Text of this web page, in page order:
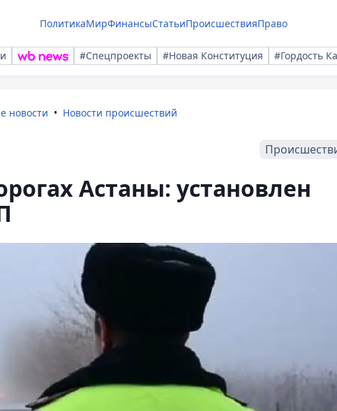
ПолитикаМирФинансыСтатьиПроисшествияПраво
#Спецпроекты #Новая Конституция #Гордость
новости Новости происшествий
Астаны: установлен